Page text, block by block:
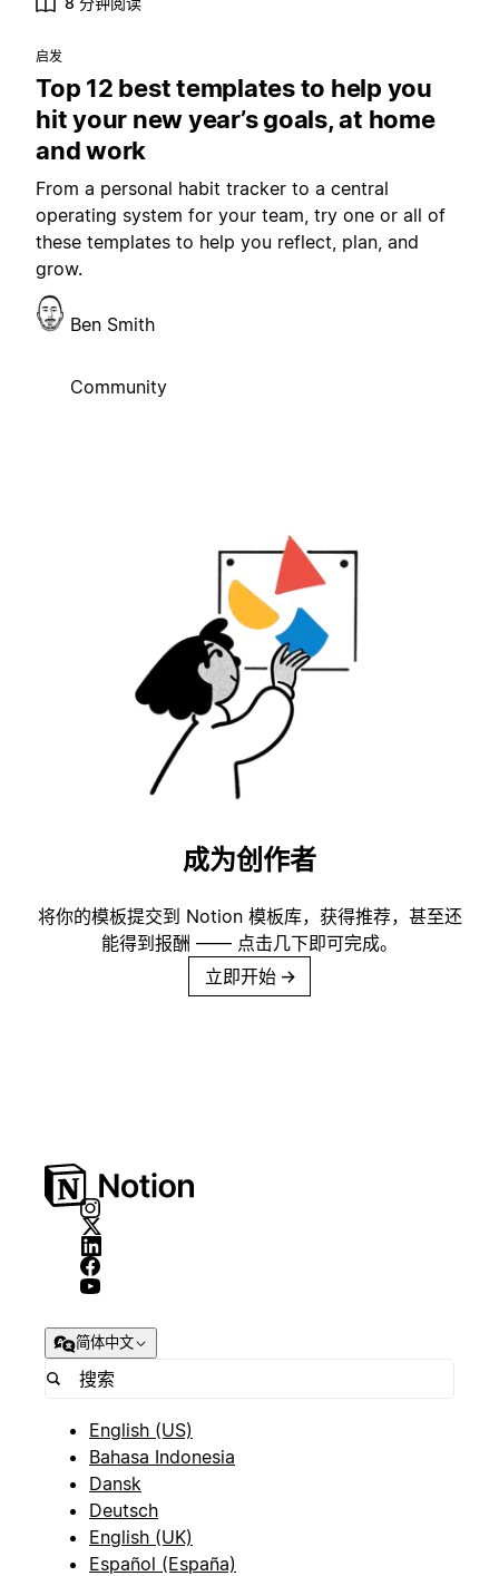
启发
Top 12 best templates to help you
hit your new year’s goals, at home
and work
From a personal habit tracker to a central
operating system for your team, try one or all of
these templates to help you reflect, plan, and
grow.
Ben Smith
Community
成为创作者
将你的模板提交到 Notion 模板库，获得推荐，甚至还
能得到报酬 —— 点击几下即可完成。
立即开始 →
简体中文
English (US)
Bahasa Indonesia
Dansk
Deutsch
English (UK)
Español (España)